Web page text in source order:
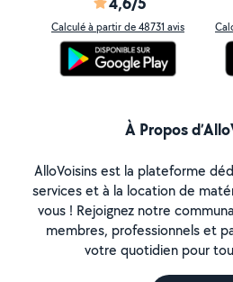
Calculé à partir de 48731 avis
À Propos
AlloVoisins est la plateforme
services et à la location de
vous ! Rejoignez notre
membres, professionnels et
votre quotidien pour